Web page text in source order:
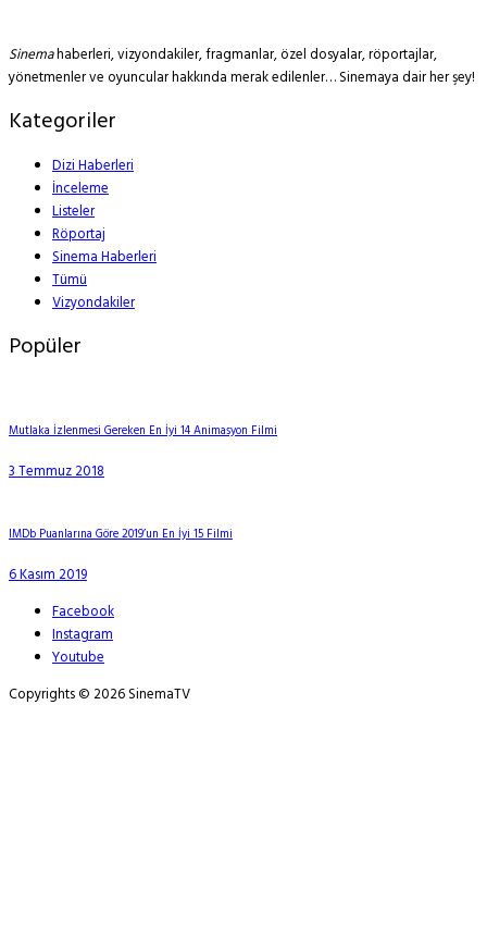
Sinemahaberleri, vizyondakiler, fragmanlar, özel dosyalar, röportajlar,
yönetmenler ve oyuncular hakkında merak edilenler… Sinemaya dair her şey!
Kategoriler
Dizi Haberleri
İnceleme
Listeler
Röportaj
Sinema Haberleri
Tümü
Vizyondakiler
Popüler
Mutlaka İzlenmesi Gereken En İyi 14 Animasyon Filmi
3 Temmuz 2018
IMDb Puanlarına Göre 2019’un En İyi 15 Filmi
6 Kasım 2019
Facebook
Instagram
Youtube
Copyrights © 2026 SinemaTV